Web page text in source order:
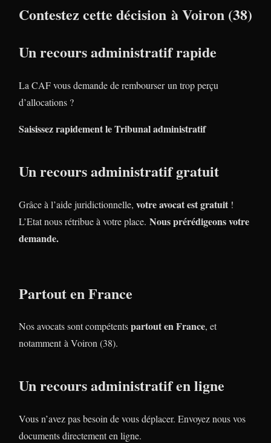
Contestez cette décision à Voiron (38)
Un recours administratif rapide
La CAF vous demande de rembourser un trop perçu
d’allocations ?
Saisissez rapidement le Tribunal administratif
Un recours administratif gratuit
Grâce à l’aide juridictionnelle, votre avocat est gratuit !
L’Etat nous rétribue à votre place. Nous prérédigeons votre
demande.
Partout en France
Nos avocats sont compétentspartout en France, et
notamment à Voiron (38).
Un recours administratif en ligne
Vous n’avez pas besoin de vous déplacer. Envoyez nous vos
documents directement en ligne.